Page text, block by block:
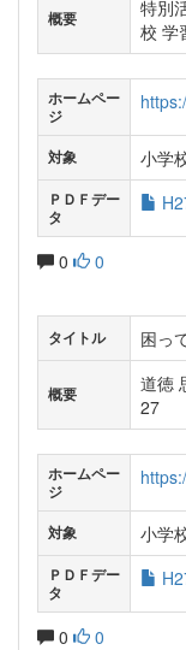
概要
特別
校 学
ホームペー
ジ
対象 小学
ＰＤＦデー
タ
0 0
タイトル 困っ
概要
道徳
27
ホームペー
ジ
対象 小学
ＰＤＦデー
タ
0 0